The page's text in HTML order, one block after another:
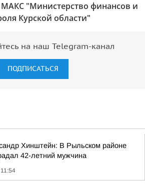
МАКС "Министерство финансов и
Курской области"
на наш Telegram-канал
ПОДПИСАТЬСЯ
Хинштейн: В Рыльском районе
42-летний мужчина
11:54